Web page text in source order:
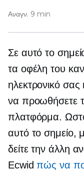
Αναγν. 9 min
Σε αυτό το
τα οφέλη του
ηλεκτρονικό
να προωθήσετε
πλατφόρμα.
αυτό το σημείο,
δείτε την άλλη
Ecwidπώς να